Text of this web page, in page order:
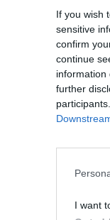
If you wish
sensitive
confirm
continue
information
further
I want
πίσω τους
αρχίζει να
της τις κυρτές
του 2027. Η
της
στις κυρτές
2014.
display, a 3D curved
2026